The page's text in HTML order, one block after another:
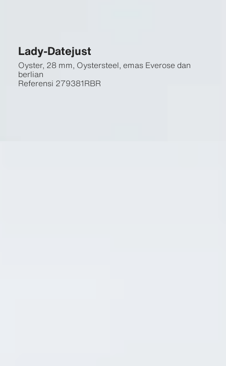
Lady-Datejust
Oyster, 28 mm, Oystersteel, emas Everose dan
berlian
Referensi 279381RBR